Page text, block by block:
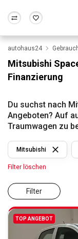
Wir bewerten dein Auto
autohaus24
Mitsubishi
Finanzierung
Du suchst nach
Angeboten? Auf
Traumwagen zu
Filter
Mitsubishi
Filter löschen
TOP ANGEBOT